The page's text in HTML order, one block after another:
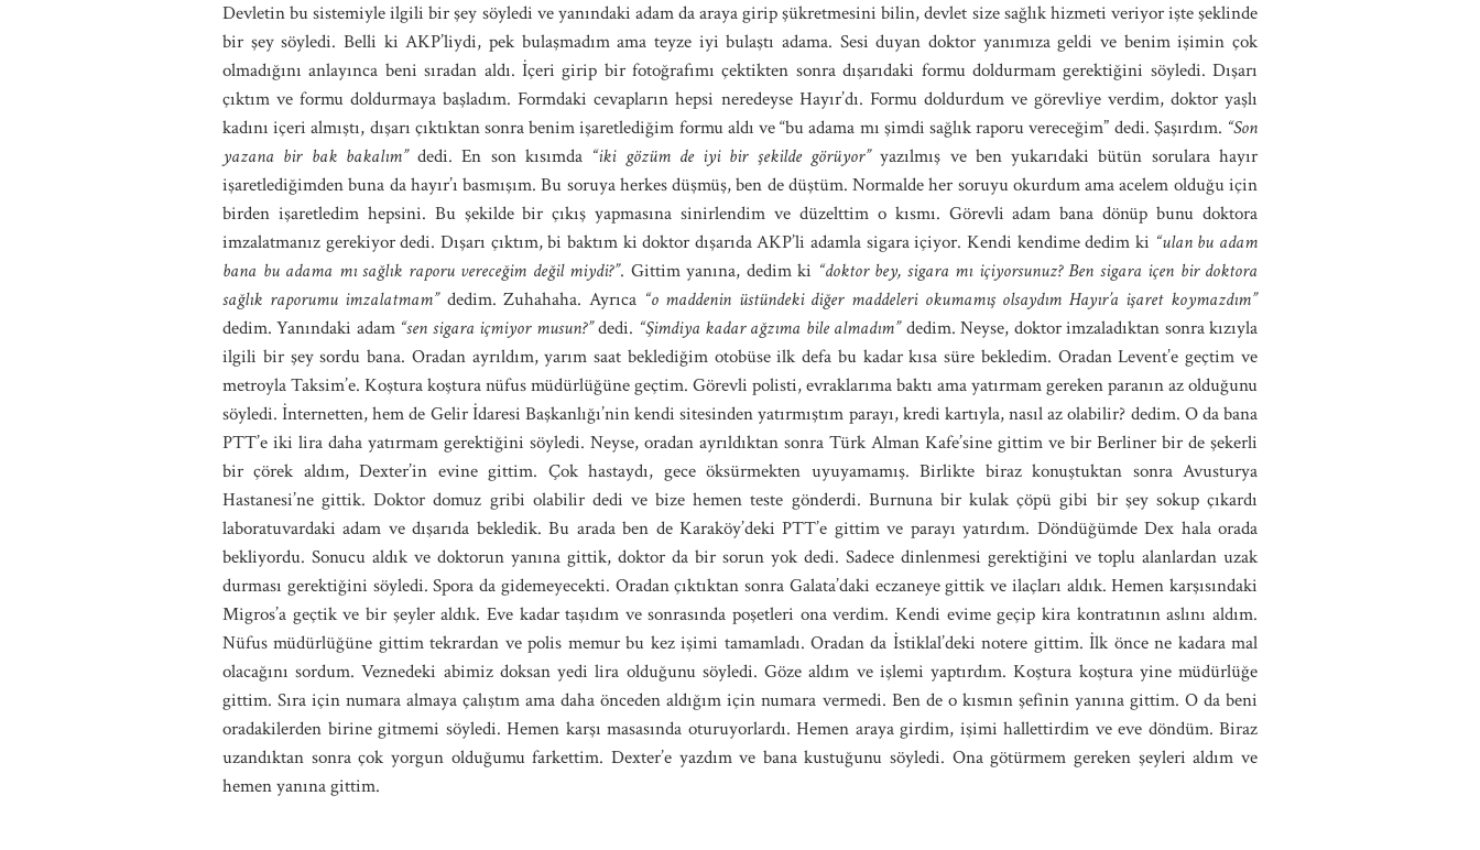
Devletin bu sistemiyle ilgili bir şey söyledi ve yanındaki adam da araya girip şükretmesini bilin, devlet size sağlık hizmeti veriyor işte şeklinde
bir şey söyledi. Belli ki AKP’liydi, pek bulaşmadım ama teyze iyi bulaştı adama. Sesi duyan doktor yanımıza geldi ve benim işimin çok
olmadığını anlayınca beni sıradan aldı. İçeri girip bir fotoğrafımı çektikten sonra dışarıdaki formu doldurmam gerektiğini söyledi. Dışarı
çıktım ve formu doldurmaya başladım. Formdaki cevapların hepsi neredeyse Hayır’dı. Formu doldurdum ve görevliye verdim, doktor yaşlı
kadını içeri almıştı, dışarı çıktıktan sonra benim işaretlediğim formu aldı ve “bu adama mı şimdi sağlık raporu vereceğim” dedi. Şaşırdım. “Son
yazana bir bak bakalım”dedi. En son kısımda “iki gözüm de iyi bir şekilde görüyor”yazılmış ve ben yukarıdaki bütün sorulara hayır
işaretlediğimden buna da hayır’ı basmışım. Bu soruya herkes düşmüş, ben de düştüm. Normalde her soruyu okurdum ama acelem olduğu için
birden işaretledim hepsini. Bu şekilde bir çıkış yapmasına sinirlendim ve düzelttim o kısmı. Görevli adam bana dönüp bunu doktora
imzalatmanız gerekiyor dedi. Dışarı çıktım, bi baktım ki doktor dışarıda AKP’li adamla sigara içiyor. Kendi kendime dedim ki “ulan bu adam
bana bu adama mı sağlık raporu vereceğim değil miydi?”. Gittim yanına, dedim ki “doktor bey, sigara mı içiyorsunuz? Ben sigara içen bir doktora
sağlık raporumu imzalatmam”dedim. Zuhahaha. Ayrıca “o maddenin üstündeki diğer maddeleri okumamış olsaydım Hayır’a işaret koymazdım”
dedim. Yanındaki adam “sen sigara içmiyor musun?”dedi. “Şimdiya kadar ağzıma bile almadım”dedim. Neyse, doktor imzaladıktan sonra kızıyla
ilgili bir şey sordu bana. Oradan ayrıldım, yarım saat beklediğim otobüse ilk defa bu kadar kısa süre bekledim. Oradan Levent’e geçtim ve
metroyla Taksim’e. Koştura koştura nüfus müdürlüğüne geçtim. Görevli polisti, evraklarıma baktı ama yatırmam gereken paranın az olduğunu
söyledi. İnternetten, hem de Gelir İdaresi Başkanlığı’nin kendi sitesinden yatırmıştım parayı, kredi kartıyla, nasıl az olabilir? dedim. O da bana
PTT’e iki lira daha yatırmam gerektiğini söyledi. Neyse, oradan ayrıldıktan sonra Türk Alman Kafe’sine gittim ve bir Berliner bir de şekerli
bir çörek aldım, Dexter’in evine gittim. Çok hastaydı, gece öksürmekten uyuyamamış. Birlikte biraz konuştuktan sonra Avusturya
Hastanesi’ne gittik. Doktor domuz gribi olabilir dedi ve bize hemen teste gönderdi. Burnuna bir kulak çöpü gibi bir şey sokup çıkardı
laboratuvardaki adam ve dışarıda bekledik. Bu arada ben de Karaköy’deki PTT’e gittim ve parayı yatırdım. Döndüğümde Dex hala orada
bekliyordu. Sonucu aldık ve doktorun yanına gittik, doktor da bir sorun yok dedi. Sadece dinlenmesi gerektiğini ve toplu alanlardan uzak
durması gerektiğini söyledi. Spora da gidemeyecekti. Oradan çıktıktan sonra Galata’daki eczaneye gittik ve ilaçları aldık. Hemen karşısındaki
Migros’a geçtik ve bir şeyler aldık. Eve kadar taşıdım ve sonrasında poşetleri ona verdim. Kendi evime geçip kira kontratının aslını aldım.
Nüfus müdürlüğüne gittim tekrardan ve polis memur bu kez işimi tamamladı. Oradan da İstiklal’deki notere gittim. İlk önce ne kadara mal
olacağını sordum. Veznedeki abimiz doksan yedi lira olduğunu söyledi. Göze aldım ve işlemi yaptırdım. Koştura koştura yine müdürlüğe
gittim. Sıra için numara almaya çalıştım ama daha önceden aldığım için numara vermedi. Ben de o kısmın şefinin yanına gittim. O da beni
oradakilerden birine gitmemi söyledi. Hemen karşı masasında oturuyorlardı. Hemen araya girdim, işimi hallettirdim ve eve döndüm. Biraz
uzandıktan sonra çok yorgun olduğumu farkettim. Dexter’e yazdım ve bana kustuğunu söyledi. Ona götürmem gereken şeyleri aldım ve
hemen yanına gittim.